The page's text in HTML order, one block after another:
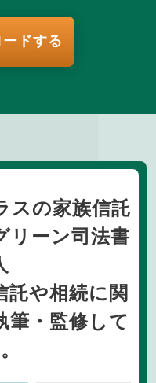
ドする
スの家族信託
リーン司法書
託や相続に関
筆・監修して